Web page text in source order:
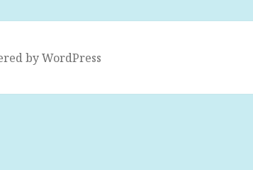
by WordPress